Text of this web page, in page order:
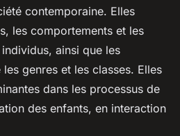
contemporaine. Elles
les comportements et les
ainsi que les
genres et les classes. Elles
dans les processus de
des enfants, en interaction